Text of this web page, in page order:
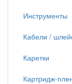
Инструменты
Кабели /
Каретки
Картридж-